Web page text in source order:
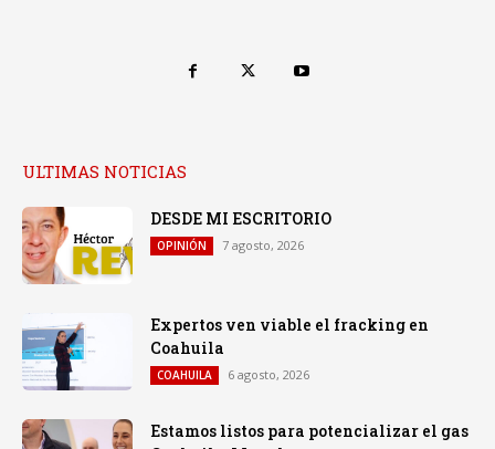
ULTIMAS NOTICIAS
DESDE MI ESCRITORIO
OPINIÓN 7 agosto, 2026
Expertos ven viable el fracking en
Coahuila
COAHUILA 6 agosto, 2026
Estamos listos para potencializar el gas